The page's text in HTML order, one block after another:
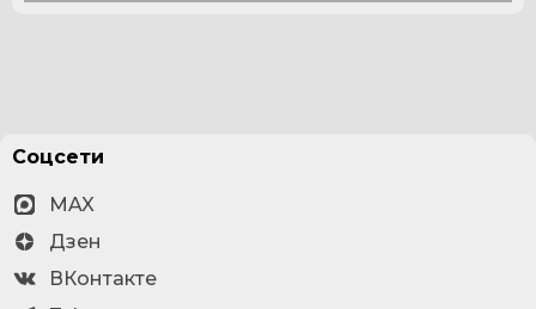
Соцсети
MAX
Дзен
ВКонтакте